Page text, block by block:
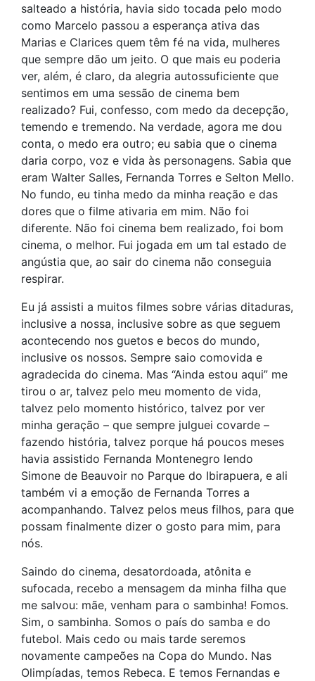
salteado a história, havia sido tocada pelo modo
como Marcelo passou a esperança ativa das
Marias e Clarices quem têm fé na vida, mulheres
que sempre dão um jeito. O que mais eu poderia
ver, além, é claro, da alegria autossuficiente que
sentimos em uma sessão de cinema bem
realizado? Fui, confesso, com medo da decepção,
temendo e tremendo. Na verdade, agora me dou
conta, o medo era outro; eu sabia que o cinema
daria corpo, voz e vida às personagens. Sabia que
eram Walter Salles, Fernanda Torres e Selton Mello.
No fundo, eu tinha medo da minha reação e das
dores que o filme ativaria em mim. Não foi
diferente. Não foi cinema bem realizado, foi bom
cinema, o melhor. Fui jogada em um tal estado de
angústia que, ao sair do cinema não conseguia
respirar.
Eu já assisti a muitos filmes sobre várias ditaduras,
inclusive a nossa, inclusive sobre as que seguem
acontecendo nos guetos e becos do mundo,
inclusive os nossos. Sempre saio comovida e
agradecida do cinema. Mas “Ainda estou aqui” me
tirou o ar, talvez pelo meu momento de vida,
talvez pelo momento histórico, talvez por ver
minha geração – que sempre julguei covarde –
fazendo história, talvez porque há poucos meses
havia assistido Fernanda Montenegro lendo
Simone de Beauvoir no Parque do Ibirapuera, e ali
também vi a emoção de Fernanda Torres a
acompanhando. Talvez pelos meus filhos, para que
possam finalmente dizer o gosto para mim, para
nós.
Saindo do cinema, desatordoada, atônita e
sufocada, recebo a mensagem da minha filha que
me salvou: mãe, venham para o sambinha! Fomos.
Sim, o sambinha. Somos o país do samba e do
futebol. Mais cedo ou mais tarde seremos
novamente campeões na Copa do Mundo. Nas
Olimpíadas, temos Rebeca. E temos Fernandas e